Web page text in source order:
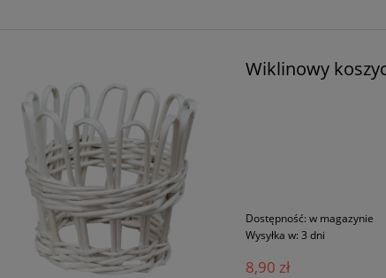
Wiklinowy
Dostępność: w magazynie
Wysyłka w: 3 dni
8,90 zł